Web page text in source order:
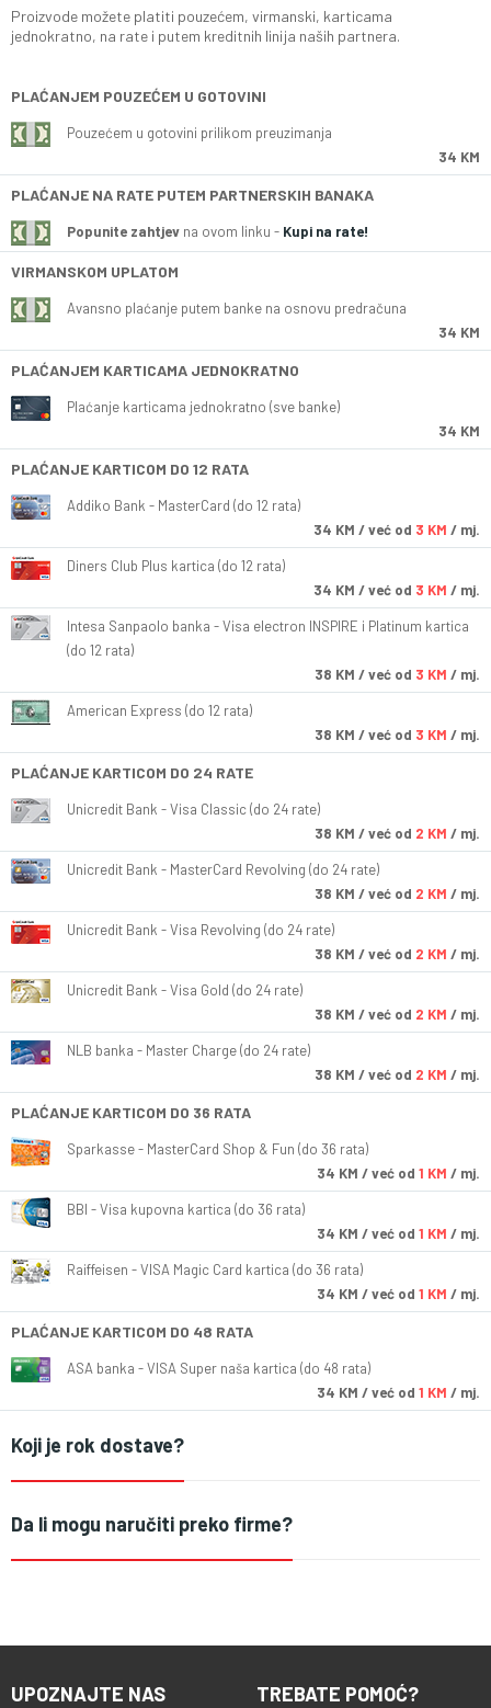
Proizvode možete platiti pouzećem, virmanski, karticama
jednokratno, na rate i putem kreditnih linija naših partnera.
PLAĆANJEM POUZEĆEM U GOTOVINI
Pouzećem u gotovini prilikom preuzimanja
34 KM
PLAĆANJE NA RATE PUTEM PARTNERSKIH BANAKA
Popunite zahtjev na ovom linku - Kupi na rate!
VIRMANSKOM UPLATOM
Avansno plaćanje putem banke na osnovu predračuna
34 KM
PLAĆANJEM KARTICAMA JEDNOKRATNO
Plaćanje karticama jednokratno (sve banke)
34 KM
PLAĆANJE KARTICOM DO 12 RATA
Addiko Bank - MasterCard (do 12 rata)
34 KM / već od 3 KM / mj.
Diners Club Plus kartica (do 12 rata)
34 KM / već od 3 KM / mj.
Intesa Sanpaolo banka - Visa electron INSPIRE i Platinum kartica
(do 12 rata)
38 KM / već od 3 KM / mj.
American Express (do 12 rata)
38 KM / već od 3 KM / mj.
PLAĆANJE KARTICOM DO 24 RATE
Unicredit Bank - Visa Classic (do 24 rate)
38 KM / već od 2 KM / mj.
Unicredit Bank - MasterCard Revolving (do 24 rate)
38 KM / već od 2 KM / mj.
Unicredit Bank - Visa Revolving (do 24 rate)
38 KM / već od 2 KM / mj.
Unicredit Bank - Visa Gold (do 24 rate)
38 KM / već od 2 KM / mj.
NLB banka - Master Charge (do 24 rate)
38 KM / već od 2 KM / mj.
PLAĆANJE KARTICOM DO 36 RATA
Sparkasse - MasterCard Shop & Fun (do 36 rata)
34 KM / već od 1 KM / mj.
BBI - Visa kupovna kartica (do 36 rata)
34 KM / već od 1 KM / mj.
Raiffeisen - VISA Magic Card kartica (do 36 rata)
34 KM / već od 1 KM / mj.
PLAĆANJE KARTICOM DO 48 RATA
ASA banka - VISA Super naša kartica (do 48 rata)
34 KM / već od 1 KM / mj.
Koji je rok dostave?
Da li mogu naručiti preko firme?
UPOZNAJTE NAS TREBATE POMOĆ?